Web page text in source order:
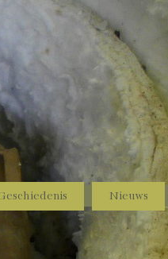
Nieuws